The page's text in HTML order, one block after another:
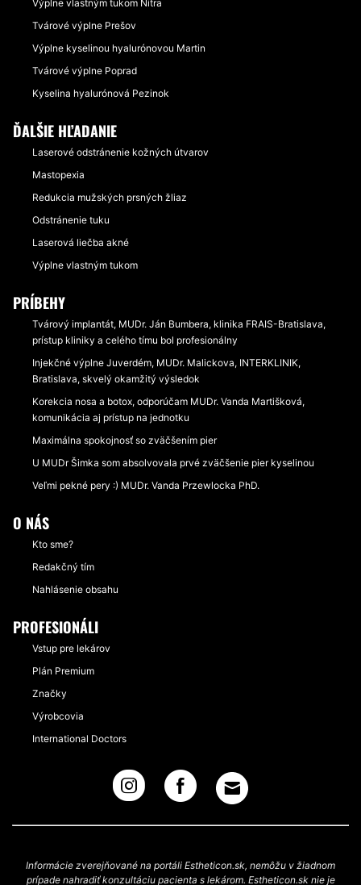
Výplne vlastným tukom Nitra
Tvárové výplne Prešov
Výplne kyselinou hyalurónovou Martin
Tvárové výplne Poprad
Kyselina hyalurónová Pezinok
ĎALŠIE HĽADANIE
Laserové odstránenie kožných útvarov
Mastopexia
Redukcia mužských prsných žliaz
Odstránenie tuku
Laserová liečba akné
Výplne vlastným tukom
PRÍBEHY
Tvárový implantát, MUDr. Ján Bumbera, klinika FRAIS-Bratislava,
prístup kliniky a celého tímu bol profesionálny
Injekčné výplne Juverdém, MUDr. Malickova, INTERKLINIK,
Bratislava, skvelý okamžitý výsledok
Korekcia nosa a botox, odporúčam MUDr. Vanda Martišková,
komunikácia aj prístup na jednotku
Maximálna spokojnosť so zväčšením pier
U MUDr Šimka som absolvovala prvé zväčšenie pier kyselinou
Veľmi pekné pery :) MUDr. Vanda Przewlocka PhD.
O NÁS
Kto sme?
Redakčný tím
Nahlásenie obsahu
PROFESIONÁLI
Vstup pre lekárov
Plán Premium
Značky
Výrobcovia
International Doctors
Informácie zverejňované na portáli Estheticon.sk, nemôžu v žiadnom
prípade nahradiť konzultáciu pacienta s lekárom. Estheticon.sk nie je